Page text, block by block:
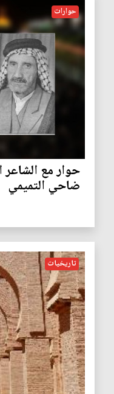
حوارات
حوار مع الشاعر
ضاحي التميمي
تاريخيات